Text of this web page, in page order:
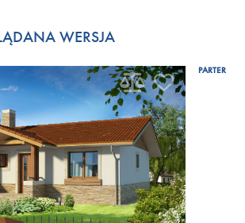
WERSJA
PARTER